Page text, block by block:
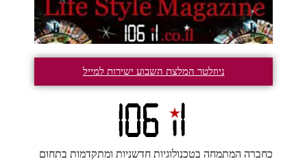
ניוזלטר המלצת השבוע ישירות למייל
כחברה המתמחה בטכנולוגיות חדשניות ומתקדמות בתחום